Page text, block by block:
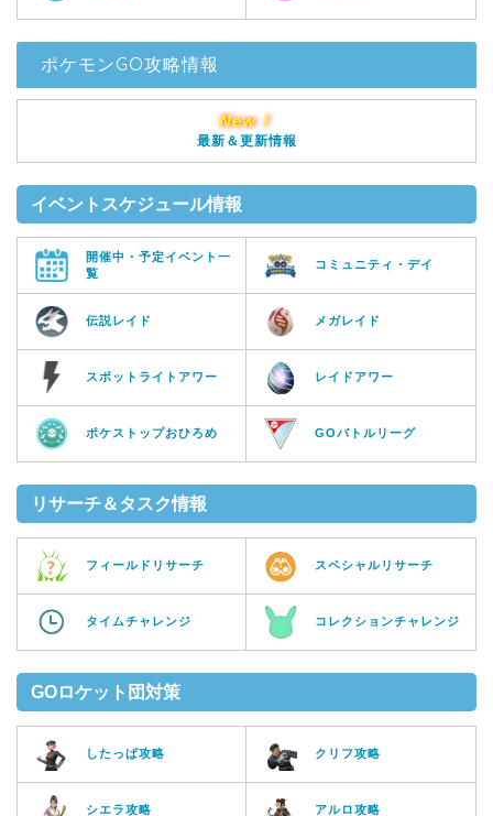
ポケモンGO攻略情報
New！
最新＆更新情報
イベントスケジュール情報
開催中・予定イベント一
覧
コミュニティ・デイ
伝説レイド メガレイド
スポットライトアワー レイドアワー
ポケストップおひろめ GOバトルリーグ
リサーチ＆タスク情報
フィールドリサーチ スペシャルリサーチ
タイムチャレンジ コレクションチャレンジ
GOロケット団対策
したっぱ攻略 クリフ攻略
シエラ攻略 アルロ攻略